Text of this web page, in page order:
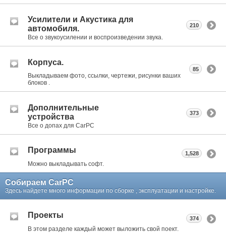
Усилители и Акустика для
автомобиля.
Все о звукоусилении и воспроизведении звука.
210
Корпуса.
Выкладываем фото, ссылки, чертежи, рисунки ваших
блоков .
85
Дополнительные
устройства
Все о допах для CarPC
373
Программы
Можно выкладывать софт.
1,528
Собираем CarPC
Здесь найдете много информации по сборке , эксплуатации и настройке.
Проекты
В этом разделе каждый может выложить свой поект.
374